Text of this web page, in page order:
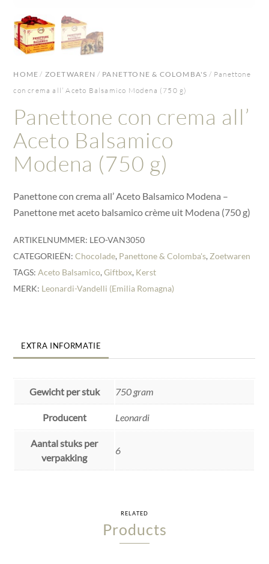
HOME / ZOETWAREN / PANETTONE & COLOMBA'S / Panettone
con crema all’ Aceto Balsamico Modena (750 g)
Panettone con crema all’
Aceto Balsamico
Modena (750 g)
Panettone con crema all’ Aceto Balsamico Modena –
Panettone met aceto balsamico crème uit Modena (750 g)
ARTIKELNUMMER: LEO-VAN3050
CATEGORIEËN:Chocolade, Panettone & Colomba's, Zoetwaren
TAGS:Aceto Balsamico,Giftbox, Kerst
MERK: Leonardi-Vandelli (Emilia Romagna)
EXTRA INFORMATIE
Gewicht per stuk 750 gram
Producent Leonardi
Aantal stuks per
verpakking
6
RELATED
Products